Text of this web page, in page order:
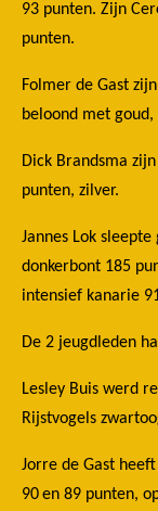
93 punten. Zijn
punten.
Folmer de Gast
beloond met goud,
Dick Brandsma
punten, zilver.
Jannes Lok
donkerbont 185
intensief kanarie
De 2 jeugdleden
Lesley Buis werd
Rijstvogels
Jorre de Gast
90en 89 punten,